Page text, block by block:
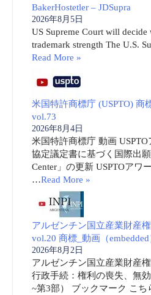
BakerHostetler – JDSupra
2026年8月5日
US Supreme Court will decide
trademark strength The U.S.
Read More »
米国特許商標庁 (USPTO) 商
vol.73
2026年8月4日
米国特許商標庁 動画
協定議定書に基づく国際出
Center」の更新 USPTOアワ
…Read More »
アルゼンチン国立産業財産
vol.20 商標_動画（embedded
2026年8月2日
アルゼンチン国立産業財産
行政手続：権利の喪失、無
~第3部） ブックマーク こ